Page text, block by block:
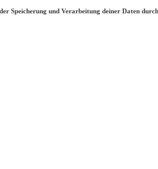
Speicherung und Verarbeitung deiner Daten durch